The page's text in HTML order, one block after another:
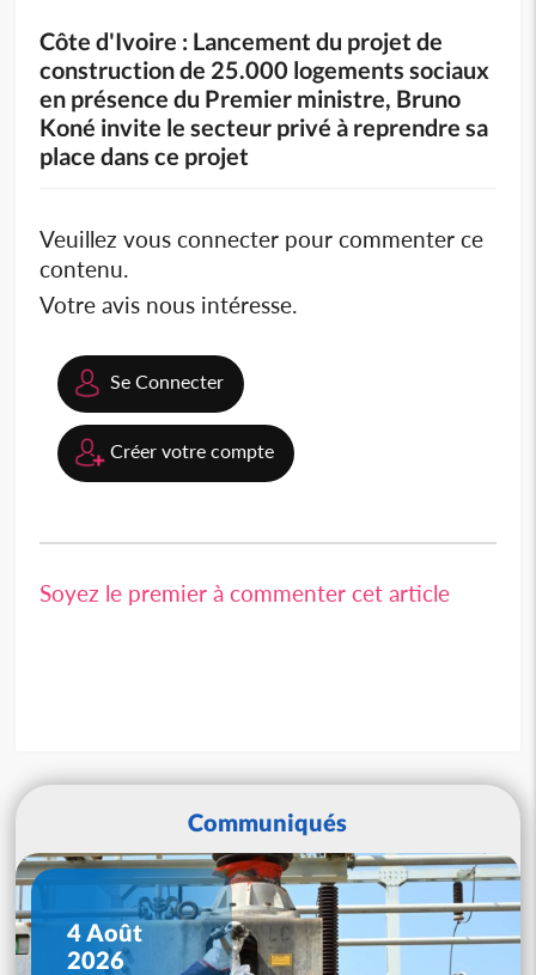
Côte d'Ivoire : Lancement du projet de
construction de 25.000 logements sociaux
en présence du Premier ministre, Bruno
Koné invite le secteur privé à reprendre sa
place dans ce projet
Veuillez vous connecter pour commenter ce
contenu.
Votre avis nous intéresse.
Se Connecter
Créer votre compte
Soyez le premier à commenter cet article
Communiqués
4 Août
2026